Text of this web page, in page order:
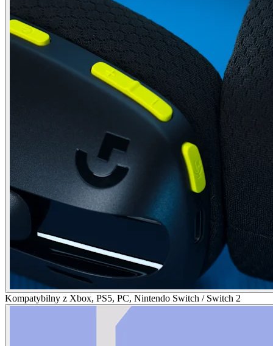
Kompatybilny z Xbox, PS5, PC, Nintendo Switch / Switch 2